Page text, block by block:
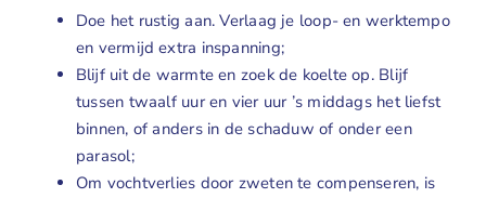
Doe het rustig aan. Verlaag je loop- en werktempo
en vermijd extra inspanning;
Blijf uit de warmte en zoek de koelte op. Blijf
tussen twaalf uur en vier uur ’s middags het liefst
binnen, of anders in de schaduw of onder een
parasol;
Om vochtverlies door zweten te compenseren, is